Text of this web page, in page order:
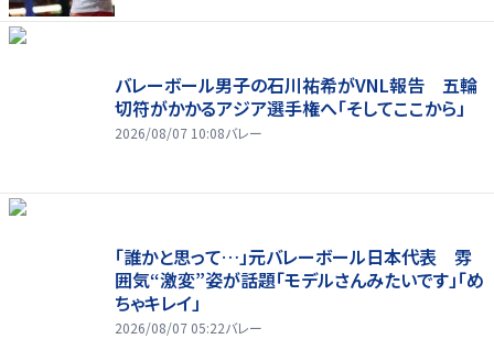
バレーボール男子の石川祐希がVNL報告 五輪
切符がかかるアジア選手権へ「そしてここから」
2026/08/07 10:08バレー
「誰かと思って…」元バレーボール日本代表 雰
囲気“激変”姿が話題「モデルさんみたいです」「め
ちゃキレイ」
2026/08/07 05:22バレー